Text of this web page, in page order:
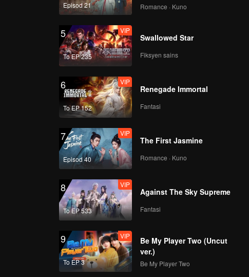
145
VIP
147
VIP
148
149
VIP
150
Episod 21 Romance · Kuno
5
To EP 235
VIP
Swallowed Star
Fiksyen sains
6
To EP 152
VIP
Renegade Immortal
Fantasi
7
Episod 40
VIP
The First Jasmine
Romance · Kuno
8
To EP 533
VIP
Against The Sky Supreme
Fantasi
9
To EP 3
VIP
Be My Player Two (Uncut
ver.)
Be My Player Two